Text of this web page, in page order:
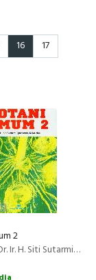
16
17
2
Sutarmi Tjitrosomo, M.Sc. dkk